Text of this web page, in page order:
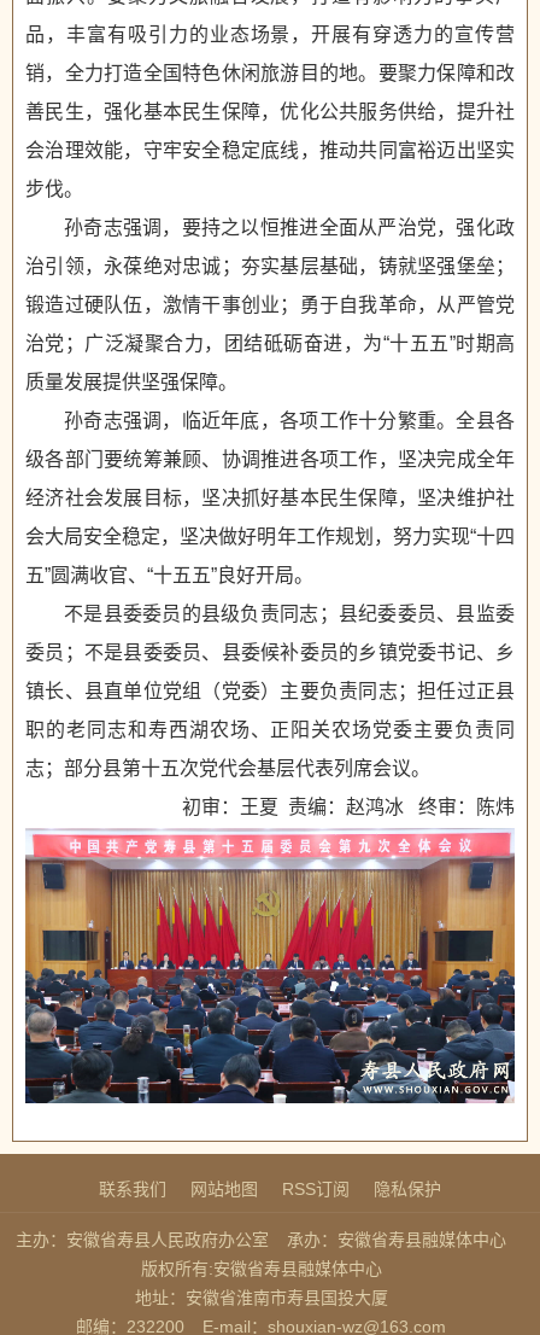
品，丰富有吸引力的业态场景，开展有穿透力的宣传营
销，全力打造全国特色休闲旅游目的地。要聚力保障和改
善民生，强化基本民生保障，优化公共服务供给，提升社
会治理效能，守牢安全稳定底线，推动共同富裕迈出坚实
步伐。
孙奇志强调，要持之以恒推进全面从严治党，强化政
治引领，永葆绝对忠诚；夯实基层基础，铸就坚强堡垒；
锻造过硬队伍，激情干事创业；勇于自我革命，从严管党
治党；广泛凝聚合力，团结砥砺奋进，为“十五五”时期高
质量发展提供坚强保障。
孙奇志强调，临近年底，各项工作十分繁重。全县各
级各部门要统筹兼顾、协调推进各项工作，坚决完成全年
经济社会发展目标，坚决抓好基本民生保障，坚决维护社
会大局安全稳定，坚决做好明年工作规划，努力实现“十四
五”圆满收官、“十五五”良好开局。
不是县委委员的县级负责同志；县纪委委员、县监委
委员；不是县委委员、县委候补委员的乡镇党委书记、乡
镇长、县直单位党组（党委）主要负责同志；担任过正县
职的老同志和寿西湖农场、正阳关农场党委主要负责同
志；部分县第十五次党代会基层代表列席会议。
初审：王夏 责编：赵鸿冰 终审：陈炜
联系我们 网站地图 RSS订阅 隐私保护
主办：安徽省寿县人民政府办公室
承办：安徽省寿县融媒体中心
版权所有:安徽省寿县融媒体中心
地址：安徽省淮南市寿县国投大厦
邮编：232200
E-mail：shouxian-wz@163.com